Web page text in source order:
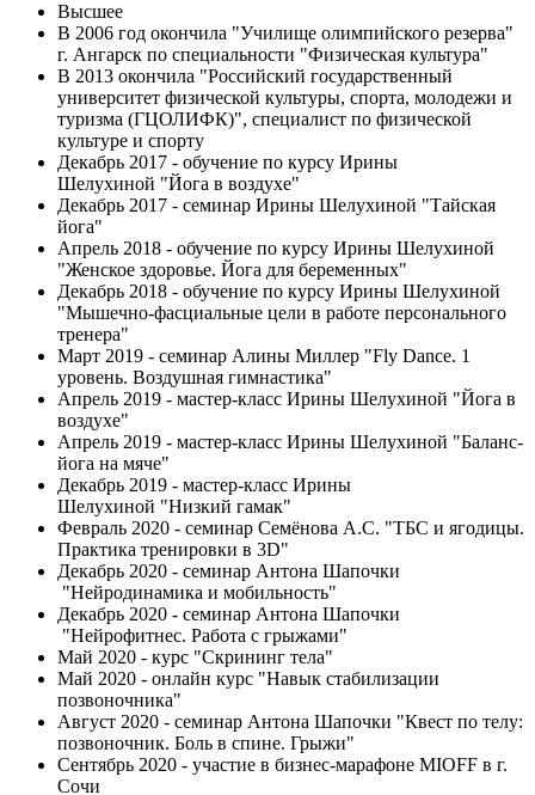
Высшее
В 2006 год окончила "Училище олимпийского резерва"
г. Ангарск по специальности "Физическая культура"
В 2013 окончила "Российский государственный
университет физической культуры, спорта, молодежи и
туризма (ГЦОЛИФК)", специалист по физической
культуре и спорту
Декабрь 2017 - обучение по курсу Ирины
Шелухиной "Йога в воздухе"
Декабрь 2017 - семинар Ирины Шелухиной "Тайская
йога"
Апрель 2018 - обучение по курсу Ирины Шелухиной
"Женское здоровье. Йога для беременных"
Декабрь 2018 - обучение по курсу Ирины Шелухиной
"Мышечно-фасциальные цели в работе персонального
тренера"
Март 2019 - семинар Алины Миллер "Fly Dance. 1
уровень. Воздушная гимнастика"
Апрель 2019 - мастер-класс Ирины Шелухиной "Йога в
воздухе"
Апрель 2019 - мастер-класс Ирины Шелухиной "Баланс-
йога на мяче"
Декабрь 2019 - мастер-класс Ирины
Шелухиной "Низкий гамак"
Февраль 2020 - семинар Семёнова А.С. "ТБС и ягодицы.
Практика тренировки в 3D"
Декабрь 2020 - семинар Антона Шапочки
"Нейродинамика и мобильность"
Декабрь 2020 - семинар Антона Шапочки
"Нейрофитнес. Работа с грыжами"
Май 2020 - курс "Скрининг тела"
Май 2020 - онлайн курс "Навык стабилизации
позвоночника"
Август 2020 - семинар Антона Шапочки "Квест по телу:
позвоночник. Боль в спине. Грыжи"
Сентябрь 2020 - участие в бизнес-марафоне MIOFF в г.
Сочи